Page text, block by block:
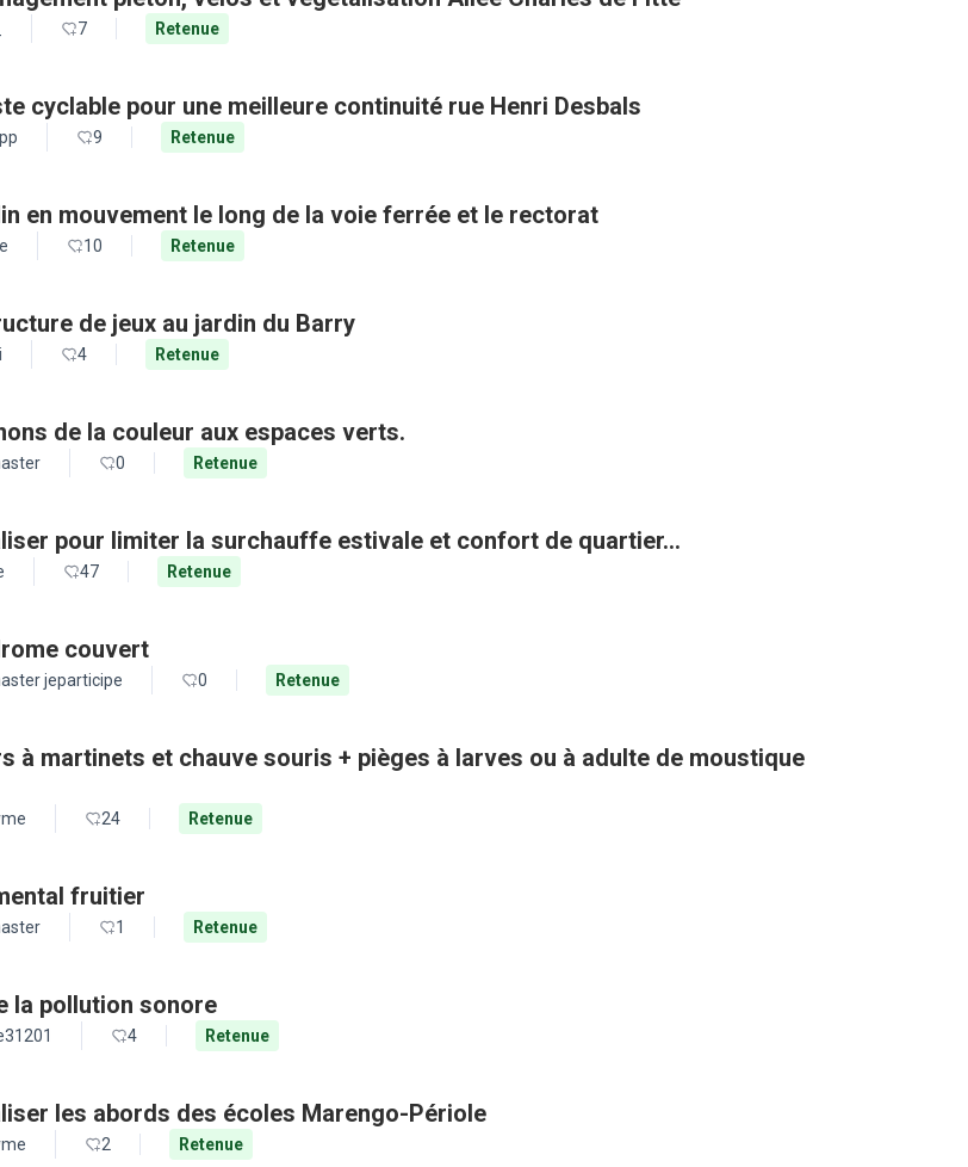
7 Retenue
cyclable pour une meilleure continuité rue Henri Desbals
9 Retenue
en mouvement le long de la voie ferrée et le rectorat
10 Retenue
de jeux au jardin du Barry
4 Retenue
de la couleur aux espaces verts.
0 Retenue
pour limiter la surchauffe estivale et confort de quartier...
47 Retenue
couvert
jeparticipe 0 Retenue
à martinets et chauve souris + pièges à larves ou à adulte de moustique
24 Retenue
fruitier
1 Retenue
la pollution sonore
4 Retenue
les abords des écoles Marengo-Périole
2 Retenue